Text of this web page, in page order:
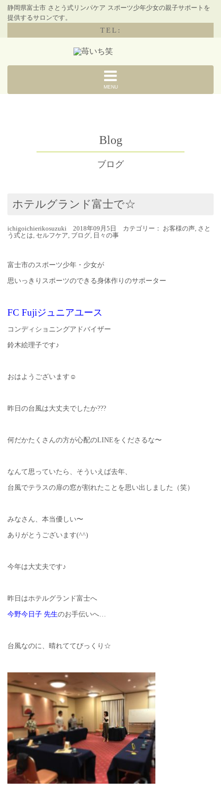
静岡県富士市 さとう式リンパケア スポーツ少年少女の親子サポートを
提供するサロンです。
TEL:
MENU
Blog
ブログ
ホテルグランド富士で☆
ichigoichierikosuzuki 2018年09月5日 カテゴリー： お客様の声, さと
う式とは, セルフケア, ブログ, 日々の事
富士市のスポーツ少年・少女が
思いっきりスポーツのできる身体作りのサポーター
FC Fujiジュニアユース
コンディショニングアドバイザー
鈴木絵理子です♪
おはようございます☺︎
昨日の台風は大丈夫でしたか???
何だかたくさんの方が心配のLINEをくださるな〜
なんて思っていたら、そういえば去年、
台風でテラスの扉の窓が割れたことを思い出しました（笑）
みなさん、本当優しい〜
ありがとうございます(^^)
今年は大丈夫です♪
昨日はホテルグランド富士へ
今野今日子 先生のお手伝いへ…
台風なのに、晴れててびっくり☆